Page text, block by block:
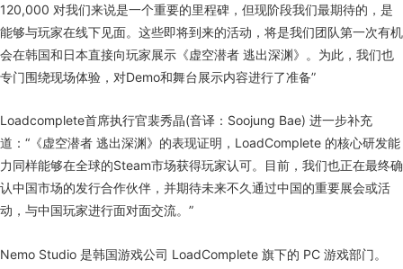
120,000 对我们来说是一个重要的里程碑，但现阶段我们最期待的，是
能够与玩家在线下见面。这些即将到来的活动，将是我们团队第一次有机
会在韩国和日本直接向玩家展示《虚空潜者 逃出深渊》。为此，我们也
专门围绕现场体验，对Demo和舞台展示内容进行了准备”
Loadcomplete首席执行官裴秀晶(音译：Soojung Bae) 进一步补充
道：“《虚空潜者 逃出深渊》的表现证明，LoadComplete 的核心研发能
力同样能够在全球的Steam市场获得玩家认可。目前，我们也正在最终确
认中国市场的发行合作伙伴，并期待未来不久通过中国的重要展会或活
动，与中国玩家进行面对面交流。”
Nemo Studio 是韩国游戏公司 LoadComplete 旗下的 PC 游戏部门。